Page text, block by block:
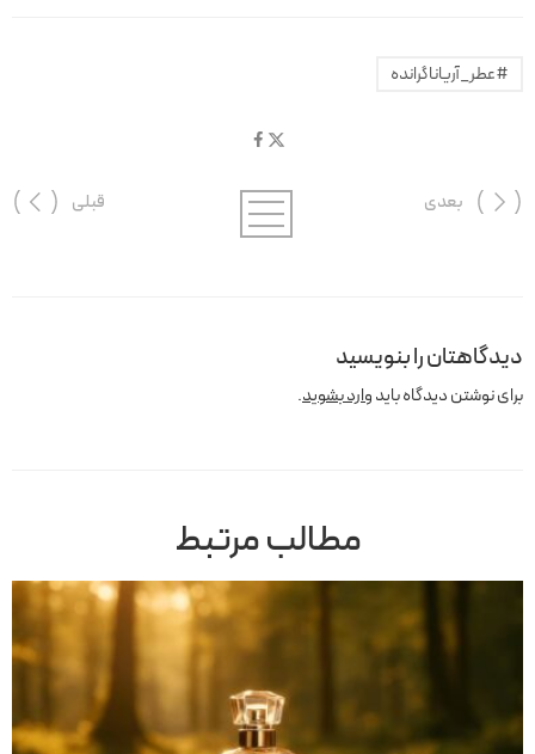
#عطر_آریاناگرانده
قبلی بعدی
دیدگاهتان را بنویسید
برای نوشتن دیدگاه بایدوارد بشوید.
مطالب مرتبط